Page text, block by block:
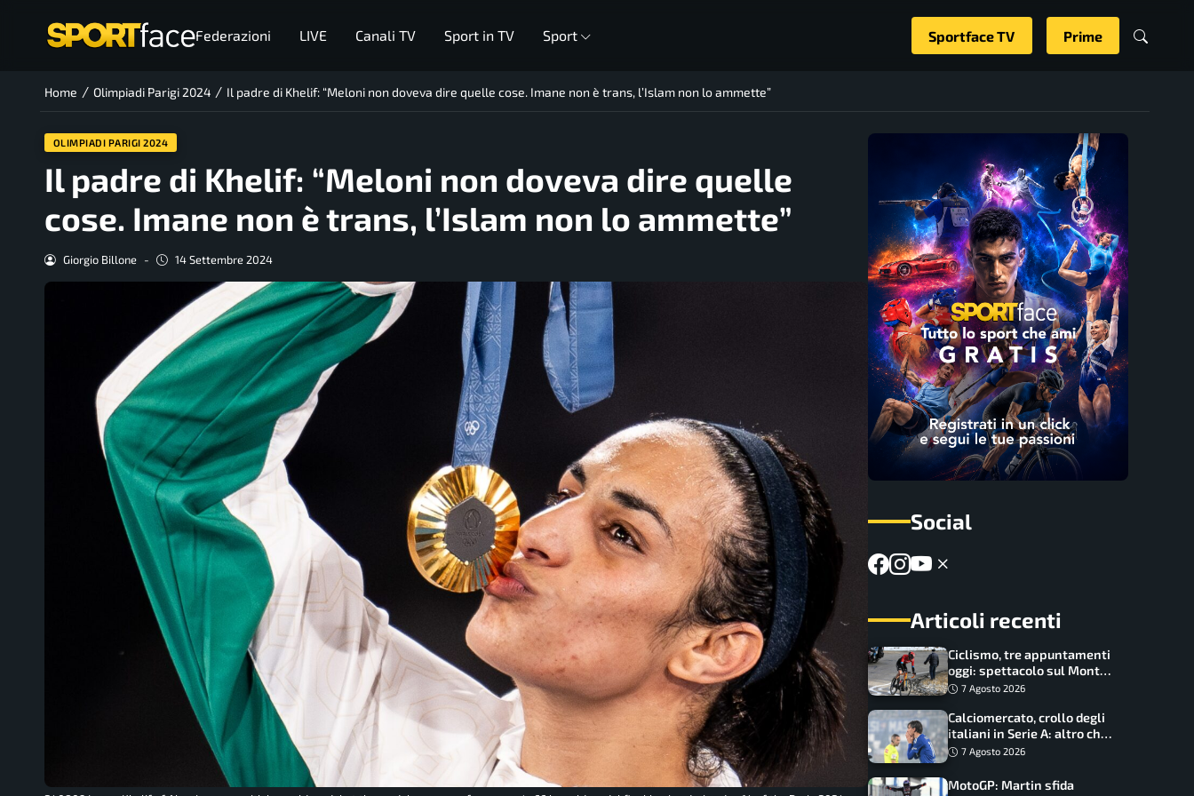
Federazioni LIVE Canali TV Sport in TV Sport Sportface TV Prime
Home / Olimpiadi Parigi 2024 / Il padre di Khelif: “Meloni non doveva dire quelle cose. Imane non è trans, l’Islam non lo ammette”
OLIMPIADI PARIGI 2024
Il padre di Khelif: “Meloni non doveva dire quelle
cose. Imane non è trans, l’Islam non lo ammette”
Giorgio Billone - 14 Settembre 2024
Social
Articoli recenti
Ciclismo, tre appuntamenti
oggi: spettacolo sul Mont
Ventoux, orari e come
7 Agosto 2026
Calciomercato, crollo degli
italiani in Serie A: altro che
svolta dopo il Mondiale
7 Agosto 2026
MotoGP: Martin sfida